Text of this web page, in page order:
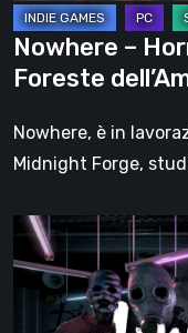
Nowhere –
Foreste
Nowhere, è in
Midnight Forge,
Jawbreaker:
Survival
Horror